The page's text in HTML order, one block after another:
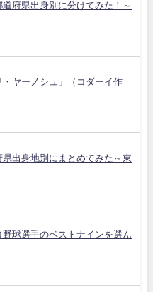
府県出身別に分けてみた！～
ヤーノシュ」（コダーイ作
出身地別にまとめてみた～東
球選手のベストナインを選ん